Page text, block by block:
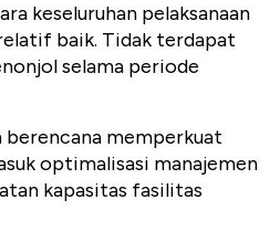
keseluruhan pelaksanaan
baik. Tidak terdapat
selama periode
memperkuat
optimalisasi manajemen
kapasitas fasilitas